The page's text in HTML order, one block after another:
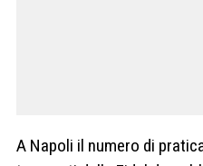
A Napoli il numero di